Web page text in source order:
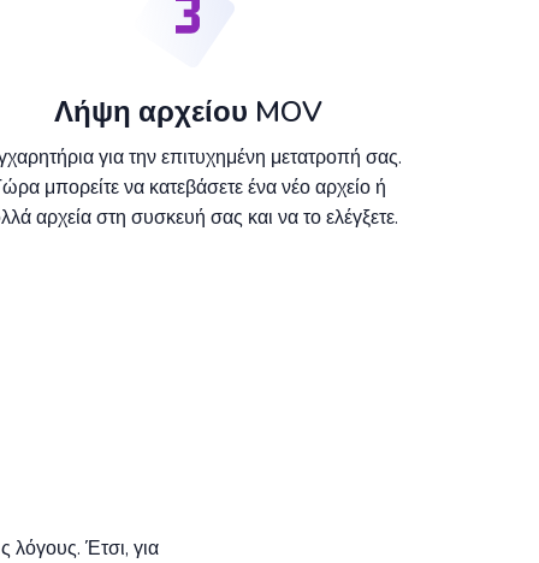
Λήψη αρχείου MOV
για την επιτυχημένη μετατροπή σας.
μπορείτε να κατεβάσετε ένα νέο αρχείο ή
αρχεία στη συσκευή σας και να το ελέγξετε.
λόγους. Έτσι, για